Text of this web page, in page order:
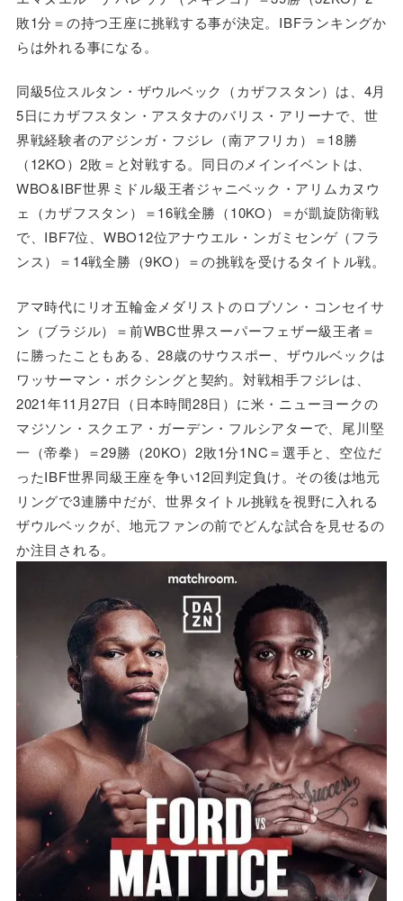
敗1分＝の持つ王座に挑戦する事が決定。IBFランキングか
らは外れる事になる。
同級5位スルタン・ザウルベック（カザフスタン）は、4月
5日にカザフスタン・アスタナのバリス・アリーナで、世
界戦経験者のアジンガ・フジレ（南アフリカ）＝18勝
（12KO）2敗＝と対戦する。同日のメインイベントは、
WBO&IBF世界ミドル級王者ジャニベック・アリムカヌウ
ェ（カザフスタン）＝16戦全勝（10KO）＝が凱旋防衛戦
で、IBF7位、WBO12位アナウエル・ンガミセンゲ（フラ
ンス）＝14戦全勝（9KO）＝の挑戦を受けるタイトル戦。
アマ時代にリオ五輪金メダリストのロブソン・コンセイサ
ン（ブラジル）＝前WBC世界スーパーフェザー級王者＝
に勝ったこともある、28歳のサウスポー、ザウルベックは
ワッサーマン・ボクシングと契約。対戦相手フジレは、
2021年11月27日（日本時間28日）に米・ニューヨークの
マジソン・スクエア・ガーデン・フルシアターで、尾川堅
一（帝拳）＝29勝（20KO）2敗1分1NC＝選手と、空位だ
ったIBF世界同級王座を争い12回判定負け。その後は地元
リングで3連勝中だが、世界タイトル挑戦を視野に入れる
ザウルベックが、地元ファンの前でどんな試合を見せるの
か注目される。